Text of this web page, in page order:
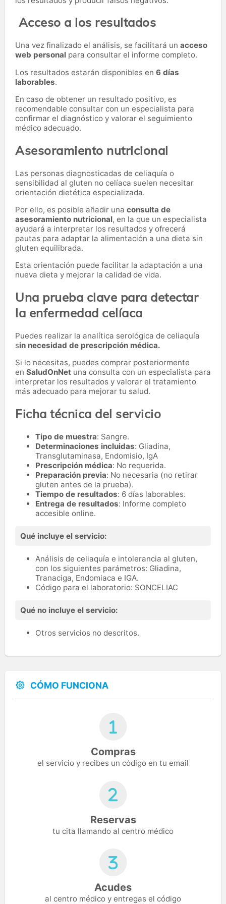
Acceso a los resultados
Una vez finalizado el análisis, se facilitará un acceso
web personal para consultar el informe completo.
Los resultados estarán disponibles en 6 días
laborables.
En caso de obtener un resultado positivo, es
recomendable consultar con un especialista para
confirmar el diagnóstico y valorar el seguimiento
médico adecuado.
Asesoramiento nutricional
Las personas diagnosticadas de celiaquía o
sensibilidad al gluten no celíaca suelen necesitar
orientación dietética especializada.
Por ello, es posible añadir una consulta de
asesoramiento nutricional, en la que un especialista
ayudará a interpretar los resultados y ofrecerá
pautas para adaptar la alimentación a una dieta sin
gluten equilibrada.
Esta orientación puede facilitar la adaptación a una
nueva dieta y mejorar la calidad de vida.
Una prueba clave para detectar
la enfermedad celíaca
Puedes realizar la analítica serológica de celiaquía
sin necesidad de prescripción médica.
Si lo necesitas, puedes comprar posteriormente
en SaludOnNet una consulta con un especialista para
interpretar los resultados y valorar el tratamiento
más adecuado para mejorar tu salud.
Ficha técnica del servicio
Tipo de muestra: Sangre.
Determinaciones incluidas: Gliadina,
Transglutaminasa, Endomisio, IgA
Prescripción médica: No requerida.
Preparación previa: No necesaria (no retirar
gluten antes de la prueba).
Tiempo de resultados: 6 días laborables.
Entrega de resultados: Informe completo
accesible online.
Qué incluye el servicio:
Análisis de celiaquía e intolerancia al gluten,
con los siguientes parámetros: Gliadina,
Tranaciga, Endomiaca e IGA.
Código para el laboratorio: SONCELIAC
Qué no incluye el servicio:
Otros servicios no descritos.
CÓMO FUNCIONA
Compras
el servicio y recibes un código en tu email
Reservas
tu cita llamando al centro médico
Acudes
al centro médico y entregas el código